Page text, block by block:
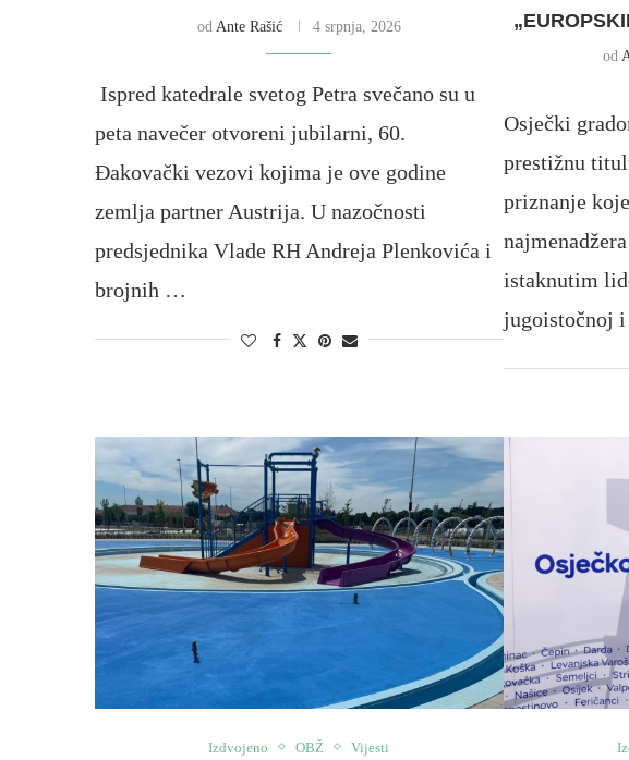
od Ante Rašić 4 srpnja, 2026
Ispred katedrale svetog Petra svečano su u
peta navečer otvoreni jubilarni, 60.
Đakovački vezovi kojima je ove godine
zemlja partner Austrija. U nazočnosti
predsjednika Vlade RH Andreja Plenkovića i
brojnih …
od
Osječki
prestižnu
priznanje
istaknutim
jugoistočnoj
Izdvojeno OBŽ Vijesti